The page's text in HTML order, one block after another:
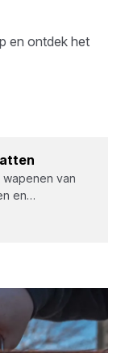
en ontdek het
van
en…